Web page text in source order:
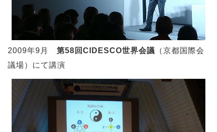
2009年9月 第58回CIDESCO世界会議 （京都国際会
議場）にて講演